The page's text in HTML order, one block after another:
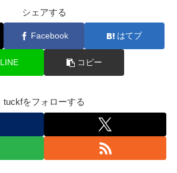
シェアする
Facebook はてブ
LINE コピー
tuckfをフォローする